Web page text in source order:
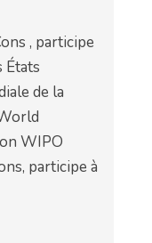
, participe
États
de la
WIPO
participe à